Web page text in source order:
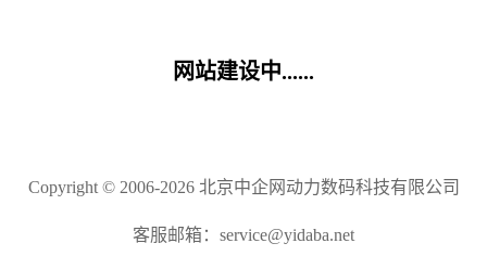
网站建设中......
Copyright © 2006-2026 北京中企网动力数码科技有限公司
客服邮箱：service@yidaba.net